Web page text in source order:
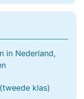
in Nederland,
(tweede klas)